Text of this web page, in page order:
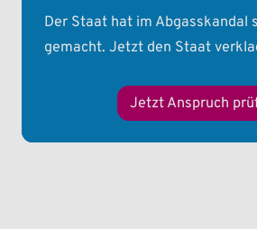
Der Staat hat im Abgasskandal
gemacht. Jetzt den Staat
Jetzt Anspruch